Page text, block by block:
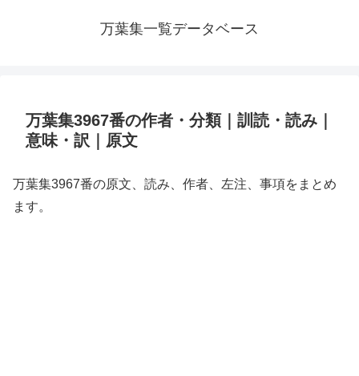
万葉集一覧データベース
万葉集3967番の作者・分類｜訓読・読み｜
意味・訳｜原文
万葉集3967番の原文、読み、作者、左注、事項をまとめ
ます。